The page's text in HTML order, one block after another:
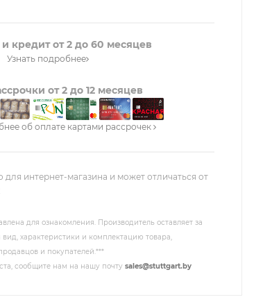
и кредит от 2 до 60 месяцев
Узнать подробнее
от 2 до 12 месяцев
об оплате картами рассрочек
для интернет-магазина и может отличаться от
для ознакомления. Производитель оставляет за
характеристики и комплектацию товара,
и покупателей.***
сообщите нам на нашу почту sales@stuttgart.by